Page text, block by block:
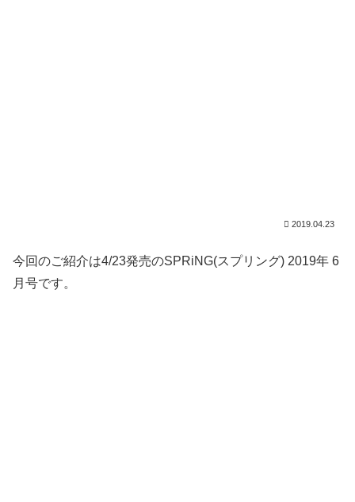
2019.04.23
今回のご紹介は4/23発売のSPRiNG(スプリング) 2019年 6
月号です。